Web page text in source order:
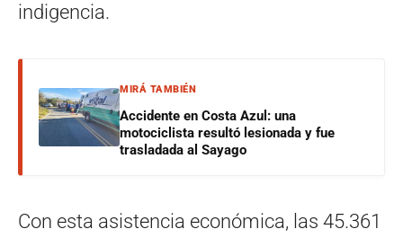
indigencia.
MIRÁ TAMBIÉN
Accidente en Costa Azul: una
motociclista resultó lesionada y fue
trasladada al Sayago
Con esta asistencia económica, las 45.361